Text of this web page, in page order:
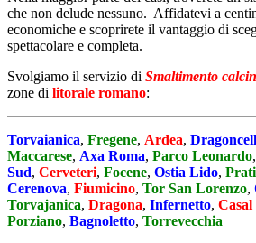
che non delude nessuno. Affidatevi a
economiche e scoprirete il vantaggio di
spettacolare e completa.
Svolgiamo il servizio di Smaltimento
zone di litorale romano:
Torvaianica, Fregene, Ardea,
Maccarese, Axa Roma, Parco Leonardo,
Sud, Cerveteri, Focene, Ostia Lido,
Cerenova, Fiumicino, Tor San Lorenzo,
Torvajanica, Dragona, Infernetto, Casal
Porziano, Bagnoletto, Torrevecchia